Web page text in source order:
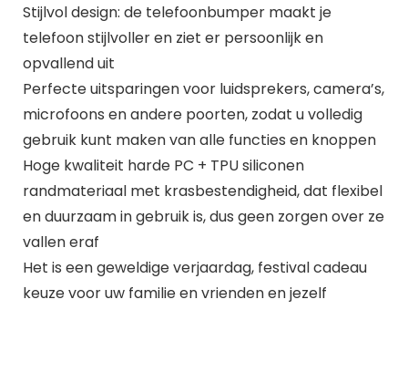
Stijlvol design: de telefoonbumper maakt je
telefoon stijlvoller en ziet er persoonlijk en
opvallend uit
Perfecte uitsparingen voor luidsprekers, camera’s,
microfoons en andere poorten, zodat u volledig
gebruik kunt maken van alle functies en knoppen
Hoge kwaliteit harde PC + TPU siliconen
randmateriaal met krasbestendigheid, dat flexibel
en duurzaam in gebruik is, dus geen zorgen over ze
vallen eraf
Het is een geweldige verjaardag, festival cadeau
keuze voor uw familie en vrienden en jezelf